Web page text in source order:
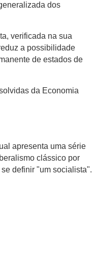
dos
verificada na sua
a possibilidade
de estados de
da Economia
apresenta uma série
clássico por
definir "um socialista".